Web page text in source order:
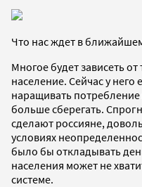
Что нас ждет в
Многое будет зависеть
население. Сейчас у него
наращивать
больше сберегать.
сделают россияне,
условиях
было бы откладывать
населения может не
системе.